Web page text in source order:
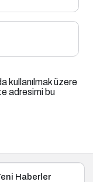
kullanılmak üzere
adresimi bu
Haberler